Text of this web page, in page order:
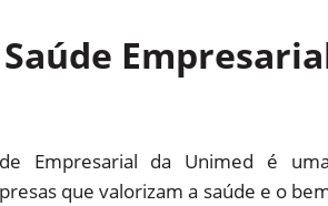
Empresarial da Unimed é
que valorizam a saúde e o